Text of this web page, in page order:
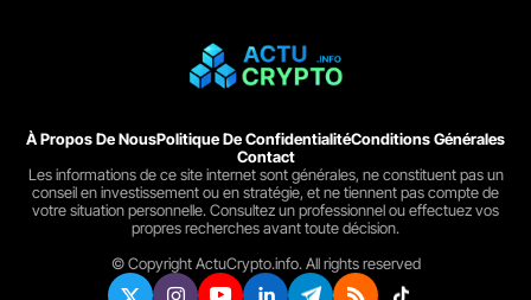
À Propos De NousPolitique De ConfidentialitéConditions Générales
Contact
Les informations de ce site internet sont générales, ne constituent pas un
conseil en investissement ou en stratégie, et ne tiennent pas compte de
votre situation personnelle. Consultez un professionnel ou effectuez vos
propres recherches avant toute décision.
© Copyright ActuCrypto.info. All rights reserved